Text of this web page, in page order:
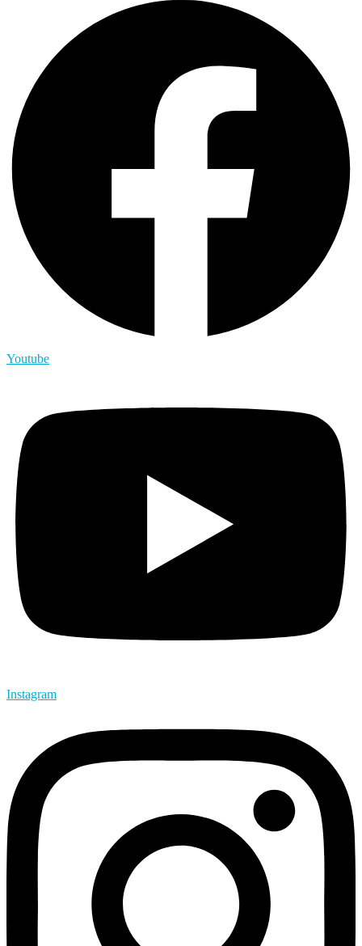
Youtube
Instagram